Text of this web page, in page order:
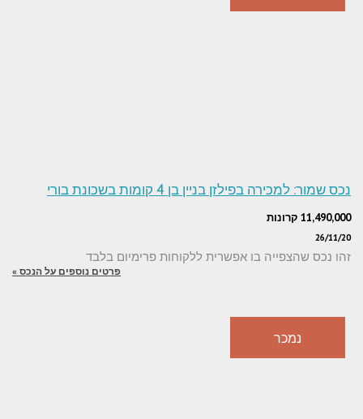
נכס שמור: למכירה בפילזן בניין בן 4 קומות בשכונת בורי
11,490,000 קרונות
26/11/20
זהו נכס שהצפייה בו אפשרית ללקוחות פרימיום בלבד
פרטים נוספים על הנכס »
נמכר